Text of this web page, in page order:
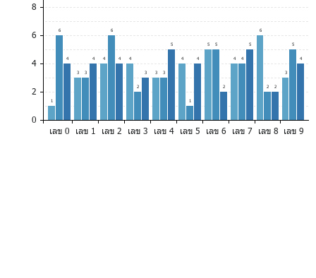
8
6
4
2
0
1
6
4
3 3
4 4
6
4 4
2
3 3 3
5
4
1
4
5 5
2
4 4
5
6
2 2
3
5
4
เลข 0 เลข 1 เลข 2 เลข 3 เลข 4 เลข 5 เลข 6 เลข 7 เลข 8 เลข 9